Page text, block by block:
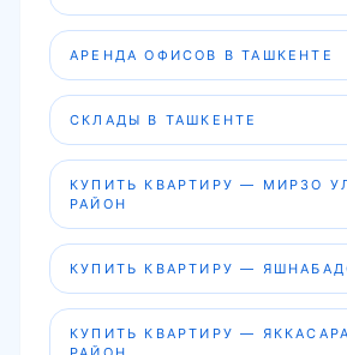
АРЕНДА ОФИСОВ В ТАШКЕНТЕ
СКЛАДЫ В ТАШКЕНТЕ
КУПИТЬ КВАРТИРУ — МИРЗО
РАЙОН
КУПИТЬ КВАРТИРУ —
КУПИТЬ КВАРТИРУ —